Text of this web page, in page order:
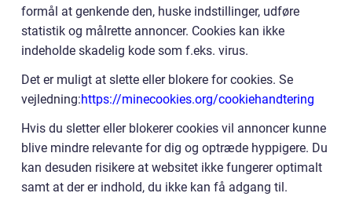
formål at genkende den, huske indstillinger, udføre
statistik og målrette annoncer. Cookies kan ikke
indeholde skadelig kode som f.eks. virus.
Det er muligt at slette eller blokere for cookies. Se
vejledning:https://minecookies.org/cookiehandtering
Hvis du sletter eller blokerer cookies vil annoncer kunne
blive mindre relevante for dig og optræde hyppigere. Du
kan desuden risikere at websitet ikke fungerer optimalt
samt at der er indhold, du ikke kan få adgang til.